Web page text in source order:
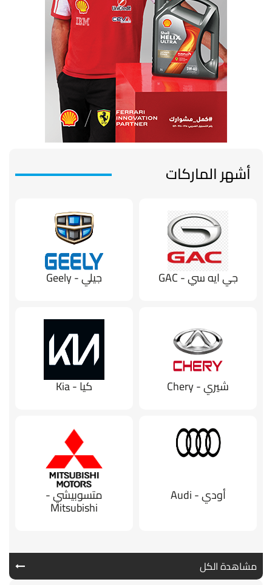
أشهر الماركات
جي ايه سي - GAC جيلي - Geely
شيري - Chery كيا - Kia
أودي - Audi متسوبيشي -
Mitsubishi
مشاهدة الكل